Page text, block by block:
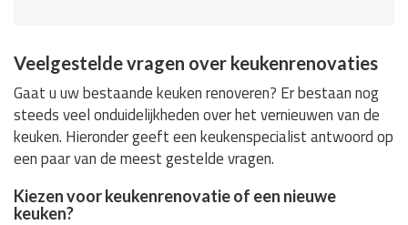
Veelgestelde vragen over keukenrenovaties
Gaat u uw bestaande keuken renoveren? Er bestaan nog
steeds veel onduidelijkheden over het vernieuwen van de
keuken. Hieronder geeft een keukenspecialist antwoord op
een paar van de meest gestelde vragen.
Kiezen voor keukenrenovatie of een nieuwe
keuken?